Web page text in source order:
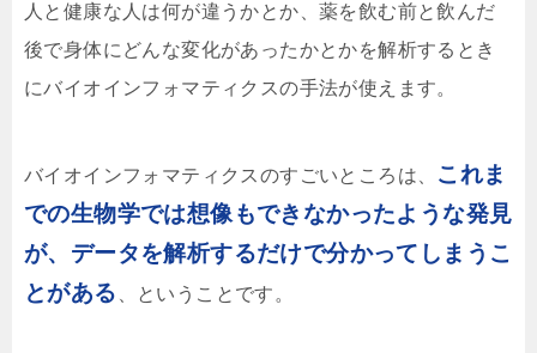
人と健康な人は何が違うかとか、薬を飲む前と飲んだ
後で身体にどんな変化があったかとかを解析するとき
にバイオインフォマティクスの手法が使えます。
バイオインフォマティクスのすごいところは、 これま
での生物学では想像もできなかったような発見
が、データを解析するだけで分かってしまうこ
とがある 、ということです。